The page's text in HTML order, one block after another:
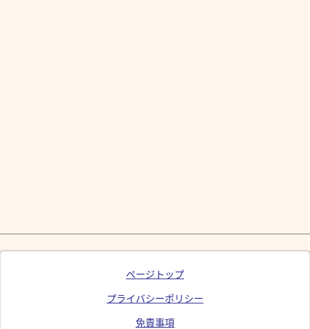
ページトップ
プライバシーポリシー
免責事項